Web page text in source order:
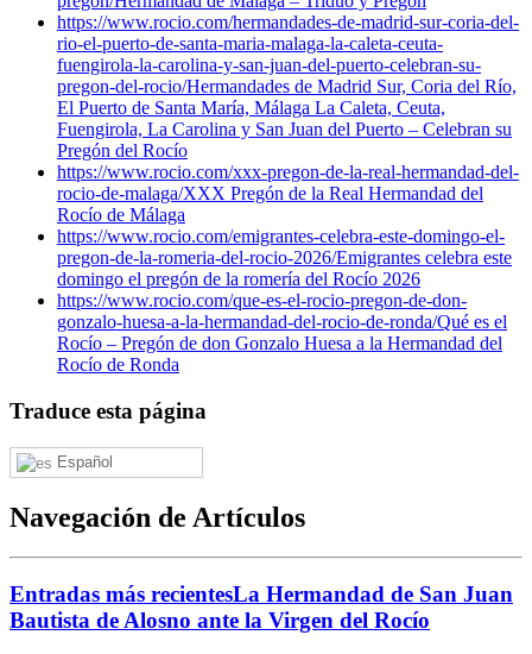
https://www.rocio.com/hermandades-de-madrid-sur-coria-del-
rio-el-puerto-de-santa-maria-malaga-la-caleta-ceuta-
fuengirola-la-carolina-y-san-juan-del-puerto-celebran-su-
pregon-del-rocio/Hermandades de Madrid Sur, Coria del Río,
El Puerto de Santa María, Málaga La Caleta, Ceuta,
Fuengirola, La Carolina y San Juan del Puerto – Celebran su
Pregón del Rocío
https://www.rocio.com/xxx-pregon-de-la-real-hermandad-del-
rocio-de-malaga/XXX Pregón de la Real Hermandad del
Rocío de Málaga
https://www.rocio.com/emigrantes-celebra-este-domingo-el-
pregon-de-la-romeria-del-rocio-2026/Emigrantes celebra este
domingo el pregón de la romería del Rocío 2026
https://www.rocio.com/que-es-el-rocio-pregon-de-don-
gonzalo-huesa-a-la-hermandad-del-rocio-de-ronda/Qué es el
Rocío – Pregón de don Gonzalo Huesa a la Hermandad del
Rocío de Ronda
Traduce esta página
Español
Navegación de Artículos
Entradas más recientesLa Hermandad de San Juan
Bautista de Alosno ante la Virgen del Rocío